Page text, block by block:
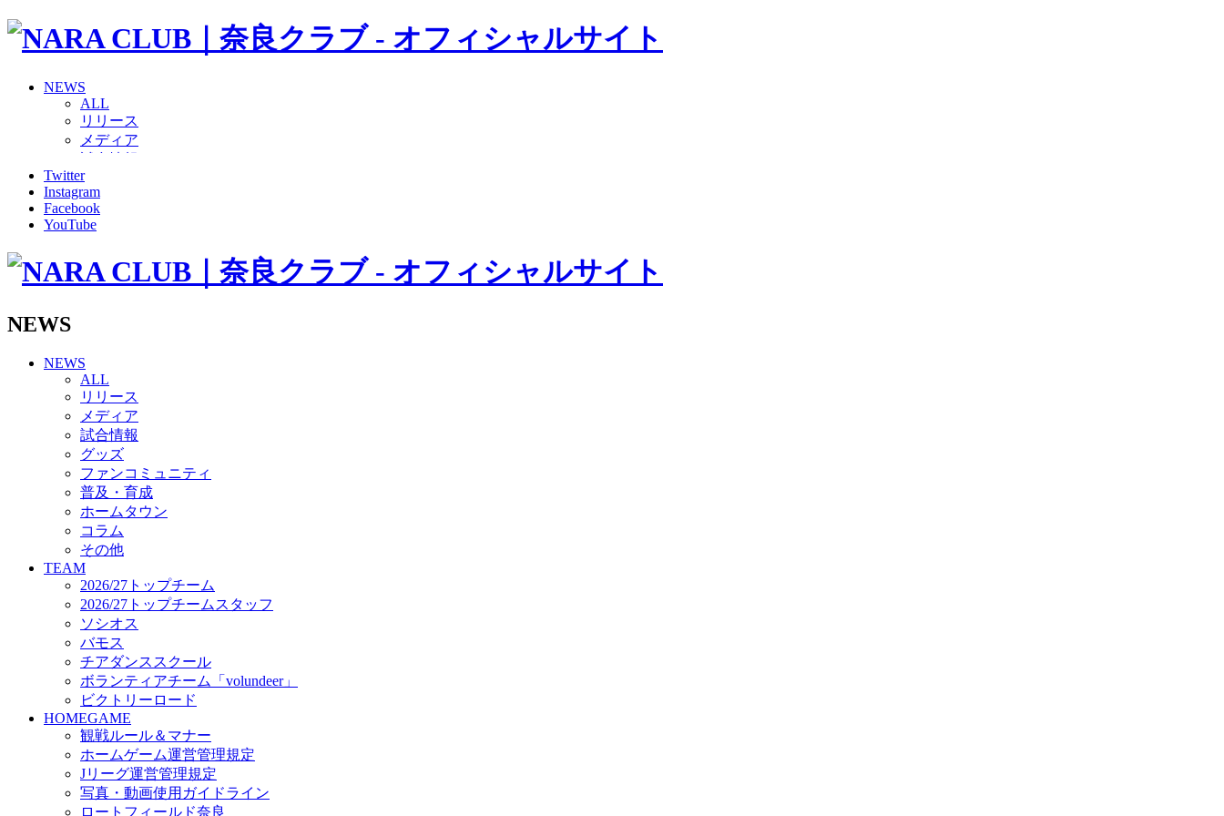
NEWS
ALL
リリース
メディア
グッズ
ファンコミュニティ
普及・育成
ホームタウン
その他
バモス
チアダンススクール
ボランティアチーム「volundeer」
ビクトリーロード
HOMEGAME
観戦ルール＆マナー
ホームゲーム運営管理規定
Jリーグ運営管理規定
写真・動画使用ガイドライン
ロートフィールド奈良
SCHEDULE
2026/27
練習見学時のファンサービスについて
TICKET
奈良クラブ明治安田J3リーグ2026/27シーズン試合観戦チケット
奈良クラブ明治安田Ｊ3リーグ 2026/27シーズン「鹿パス」
観戦ルール＆マナー
FANCOMMUNITY
2026/27ファンコミュニティ
サポートショップ
GOODS
オフィシャルストア（実店舗）
オンラインストア
ACADEMY
アカデミーについて
Twitter
Instagram
Facebook
YouTube
NEWS
NEWS
ALL
リリース
メディア
試合情報
グッズ
ファンコミュニティ
普及・育成
ホームタウン
コラム
その他
TEAM
2026/27トップチーム
2026/27トップチームスタッフ
ソシオス
バモス
チアダンススクール
ボランティアチーム「volundeer」
ビクトリーロード
HOMEGAME
観戦ルール＆マナー
ホームゲーム運営管理規定
Jリーグ運営管理規定
写真・動画使用ガイドライン
ロートフィールド奈良